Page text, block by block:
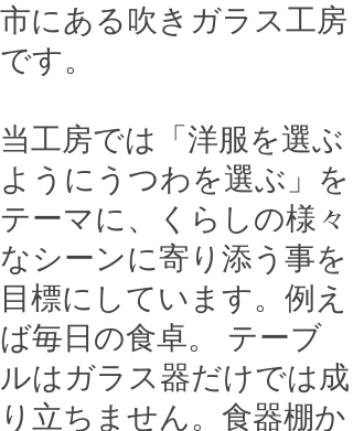
市にある吹きガラス工房
です。
当工房では「洋服を選ぶ
ようにうつわを選ぶ」を
テーマに、くらしの様々
なシーンに寄り添う事を
目標にしています。例え
ば毎日の食卓。 テーブ
ルはガラス器だけでは成
り立ちません。食器棚か